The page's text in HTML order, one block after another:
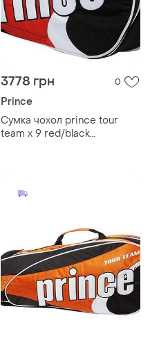
3778 грн 0
Prince
Сумка чохол prince tour
team x 9 red/black